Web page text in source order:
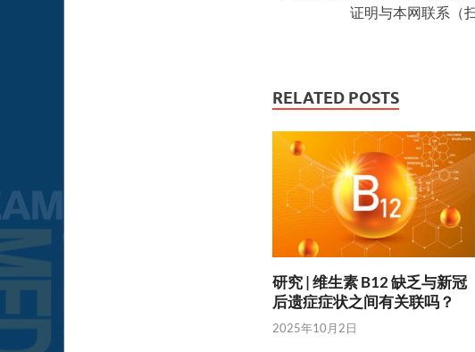
证明与本网联系（
RELATED POSTS
研究 | 维生素 B12 缺乏与新冠
后遗症症状之间有关联吗？
2025年10月2日